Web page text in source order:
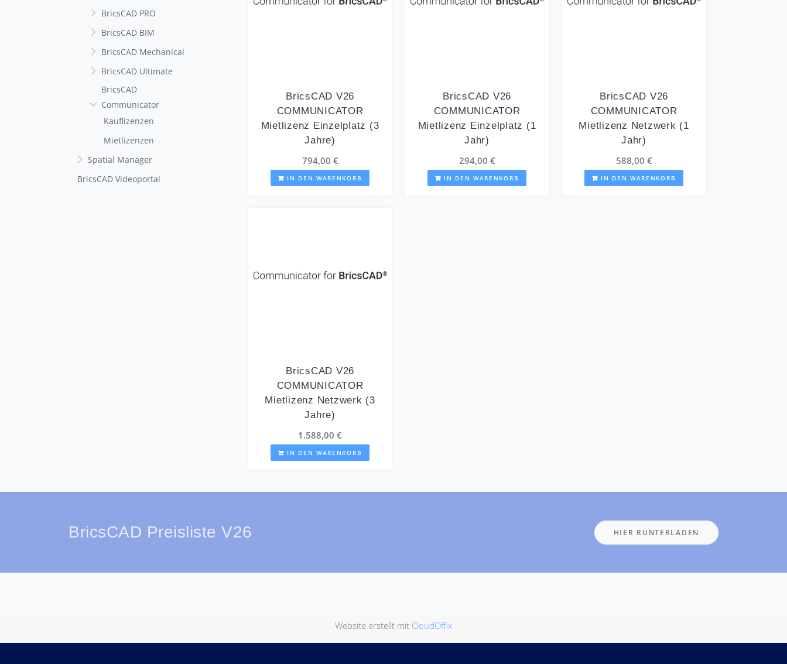
BricsCAD PRO
BricsCAD BIM
BricsCAD Mechanical
BricsCAD Ultimate
BricsCAD
Communicator
Kauflizenzen
Mietlizenzen
Spatial Manager
BricsCAD Videoportal
BricsCAD V26
COMMUNICATOR
Mietlizenz Einzelplatz (3
Jahre)
794,00 €
IN DEN WARENKORB
BricsCAD V26
COMMUNICATOR
Mietlizenz Einzelplatz (1
Jahr)
294,00 €
IN DEN WARENKORB
BricsCAD V26
COMMUNICATOR
Mietlizenz Netzwerk (1
Jahr)
588,00 €
IN DEN WARENKORB
BricsCAD V26
COMMUNICATOR
Mietlizenz Netzwerk (3
Jahre)
1.588,00 €
IN DEN WARENKORB
BricsCAD Preisliste V26 HIER RUNTERLADEN
Website erstellt mit CloudOffix